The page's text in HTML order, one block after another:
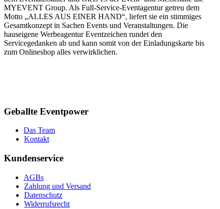
MYEVENT Group. Als Full-Service-Eventagentur getreu dem
Motto „ALLES AUS EINER HAND“, liefert sie ein stimmiges
Gesamtkonzept in Sachen Events und Veranstaltungen. Die
hauseigene Werbeagentur Eventzeichen rundet den
Servicegedanken ab und kann somit von der Einladungskarte bis
zum Onlineshop alles verwirklichen.
Geballte Eventpower
Das Team
Kontakt
Kundenservice
AGBs
Zahlung und Versand
Datenschutz
Widerrufsrecht